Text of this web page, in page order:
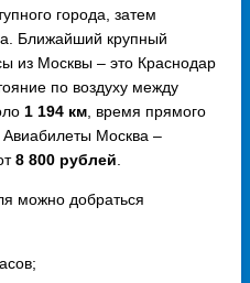
города, затем
Ближайший крупный
из Москвы – это Краснодар
по воздуху между
1 194 км , время прямого
. Авиабилеты Москва –
8 800 рублей
можно добраться